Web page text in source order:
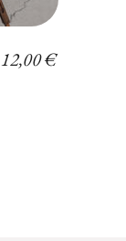
12,00€